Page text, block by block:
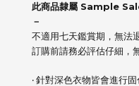
此商品隸屬 Sample
－
不適用七天鑑賞期，無法
訂購前請務必評估仔細，
‧ 針對深色衣物皆會進行